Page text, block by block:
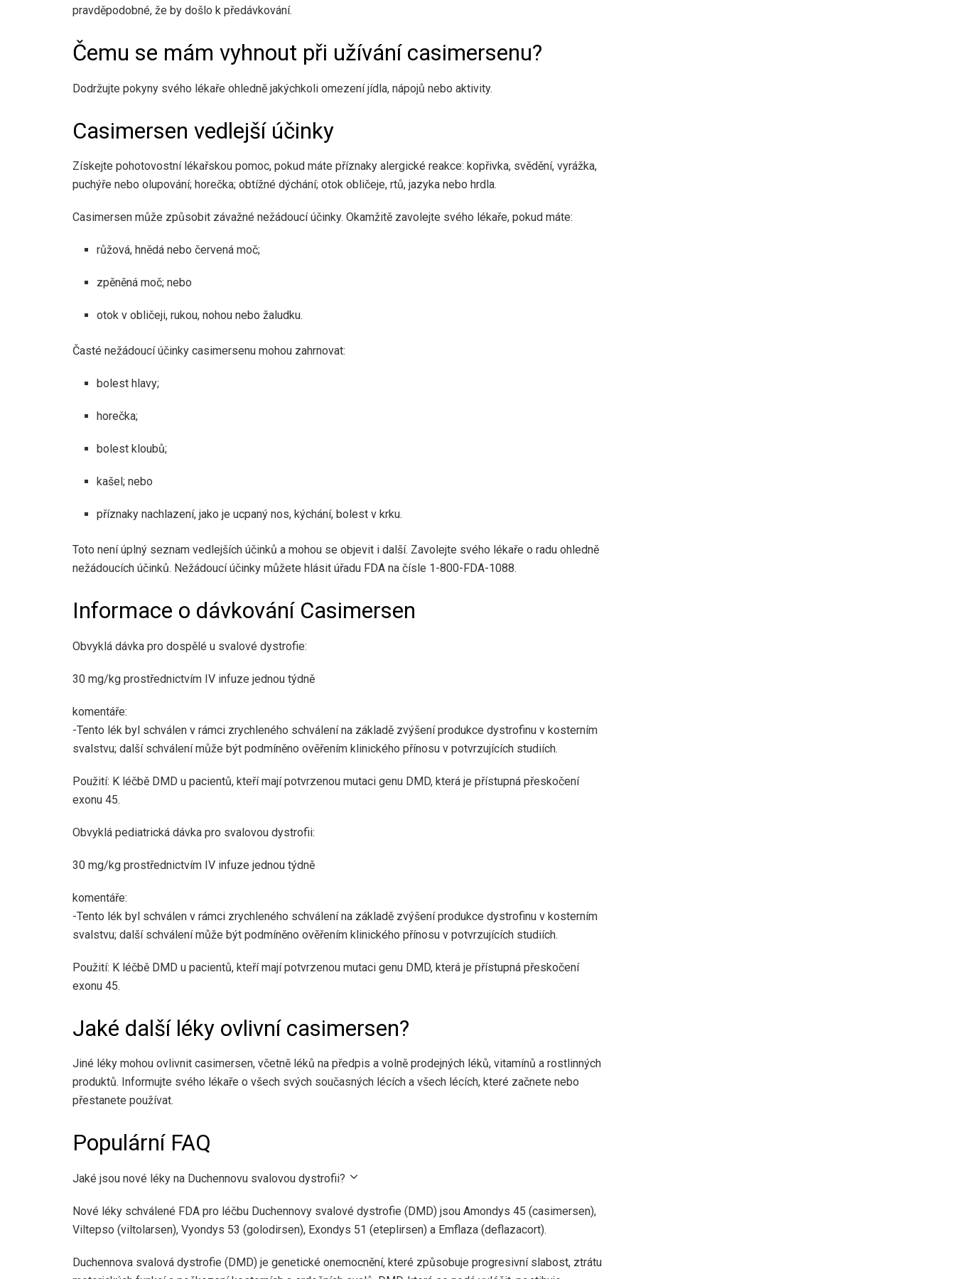
pravděpodobné, že by došlo k předávkování.
Čemu se mám vyhnout při užívání casimersenu?
Dodržujte pokyny svého lékaře ohledně jakýchkoli omezení jídla, nápojů nebo aktivity.
Casimersen vedlejší účinky
Získejte pohotovostní lékařskou pomoc, pokud máte příznaky alergické reakce: kopřivka, svědění, vyrážka,
puchýře nebo olupování; horečka; obtížné dýchání; otok obličeje, rtů, jazyka nebo hrdla.
Casimersen může způsobit závažné nežádoucí účinky. Okamžitě zavolejte svého lékaře, pokud máte:
růžová, hnědá nebo červená moč;
zpěněná moč; nebo
otok v obličeji, rukou, nohou nebo žaludku.
Časté nežádoucí účinky casimersenu mohou zahrnovat:
bolest hlavy;
horečka;
bolest kloubů;
kašel; nebo
příznaky nachlazení, jako je ucpaný nos, kýchání, bolest v krku.
Toto není úplný seznam vedlejších účinků a mohou se objevit i další. Zavolejte svého lékaře o radu ohledně
nežádoucích účinků. Nežádoucí účinky můžete hlásit úřadu FDA na čísle 1-800-FDA-1088.
Informace o dávkování Casimersen
Obvyklá dávka pro dospělé u svalové dystrofie:
30 mg/kg prostřednictvím IV infuze jednou týdně
komentáře:
-Tento lék byl schválen v rámci zrychleného schválení na základě zvýšení produkce dystrofinu v kosterním
svalstvu; další schválení může být podmíněno ověřením klinického přínosu v potvrzujících studiích.
Použití: K léčbě DMD u pacientů, kteří mají potvrzenou mutaci genu DMD, která je přístupná přeskočení
exonu 45.
Obvyklá pediatrická dávka pro svalovou dystrofii:
30 mg/kg prostřednictvím IV infuze jednou týdně
komentáře:
-Tento lék byl schválen v rámci zrychleného schválení na základě zvýšení produkce dystrofinu v kosterním
svalstvu; další schválení může být podmíněno ověřením klinického přínosu v potvrzujících studiích.
Použití: K léčbě DMD u pacientů, kteří mají potvrzenou mutaci genu DMD, která je přístupná přeskočení
exonu 45.
Jaké další léky ovlivní casimersen?
Jiné léky mohou ovlivnit casimersen, včetně léků na předpis a volně prodejných léků, vitamínů a rostlinných
produktů. Informujte svého lékaře o všech svých současných lécích a všech lécích, které začnete nebo
přestanete používat.
Populární FAQ
Jaké jsou nové léky na Duchennovu svalovou dystrofii?
Nové léky schválené FDA pro léčbu Duchennovy svalové dystrofie (DMD) jsou Amondys 45 (casimersen),
Viltepso (viltolarsen), Vyondys 53 (golodirsen), Exondys 51 (eteplirsen) a Emflaza (deflazacort).
Duchennova svalová dystrofie (DMD) je genetické onemocnění, které způsobuje progresivní slabost, ztrátu